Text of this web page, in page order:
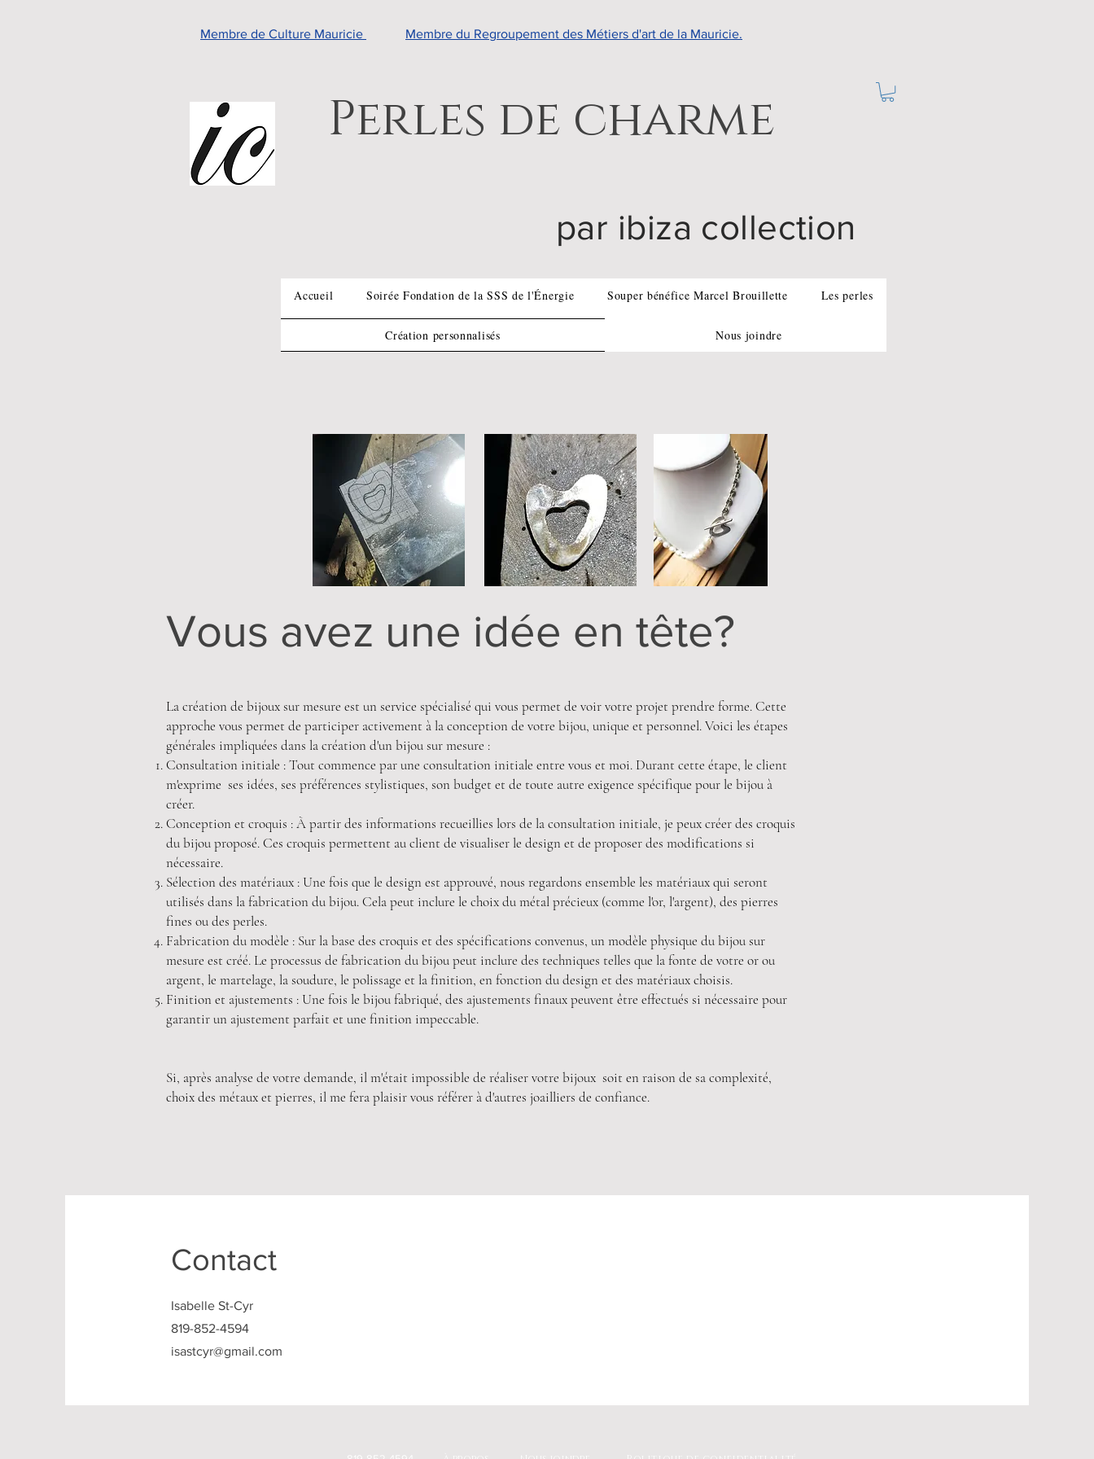
Membre de Culture Mauricie Membre du Regroupement des Métiers d'art de la Mauricie.
Perles de charme
par ibiza collection
Accueil Soirée Fondation de la SSS de l'Énergie Souper bénéfice Marcel Brouillette Les perles
Création personnalisés Nous joindre
Vous avez une idée en tête?
La création de bijoux sur mesure est un service spécialisé qui vous permet de voir votre projet prendre forme. Cette
approche vous permet de participer activement à la conception de votre bijou, unique et personnel. Voici les étapes
générales impliquées dans la création d'un bijou sur mesure :
Consultation initiale : Tout commence par une consultation initiale entre vous et moi. Durant cette étape, le client
m'exprime ses idées, ses préférences stylistiques, son budget et de toute autre exigence spécifique pour le bijou à
créer.
Conception et croquis : À partir des informations recueillies lors de la consultation initiale, je peux créer des croquis
du bijou proposé. Ces croquis permettent au client de visualiser le design et de proposer des modifications si
nécessaire.
Sélection des matériaux : Une fois que le design est approuvé, nous regardons ensemble les matériaux qui seront
utilisés dans la fabrication du bijou. Cela peut inclure le choix du métal précieux (comme l'or, l'argent), des pierres
fines ou des perles.
Fabrication du modèle : Sur la base des croquis et des spécifications convenus, un modèle physique du bijou sur
mesure est créé. Le processus de fabrication du bijou peut inclure des techniques telles que la fonte de votre or ou
argent, le martelage, la soudure, le polissage et la finition, en fonction du design et des matériaux choisis.
Finition et ajustements : Une fois le bijou fabriqué, des ajustements finaux peuvent être effectués si nécessaire pour
garantir un ajustement parfait et une finition impeccable.
Si, après analyse de votre demande, il m'était impossible de réaliser votre bijoux soit en raison de sa complexité,
choix des métaux et pierres, il me fera plaisir vous référer à d'autres joailliers de confiance.
Contact
Isabelle St-Cyr
819-852-4594
isastcyr@gmail.com